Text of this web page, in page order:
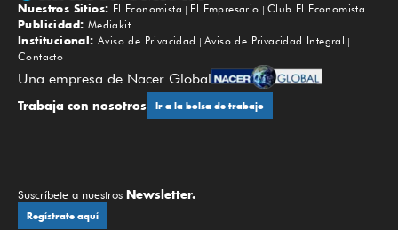
Subir
Nuestros Sitios: El Economista El Empresario
Club El Economista
Publicidad: Mediakit
Institucional: Aviso de Privacidad
Aviso de Privacidad Integral
Contacto
Una empresa de Nacer Global
Trabaja con nosotros Ir a la bolsa de trabajo
Suscríbete a nuestros Newsletter.
Regístrate aquí